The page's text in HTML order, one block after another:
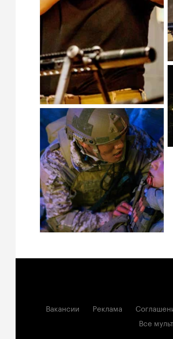
Вакансии Реклама
Все